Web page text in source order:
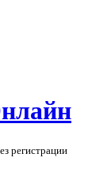
нлайн
регистрации